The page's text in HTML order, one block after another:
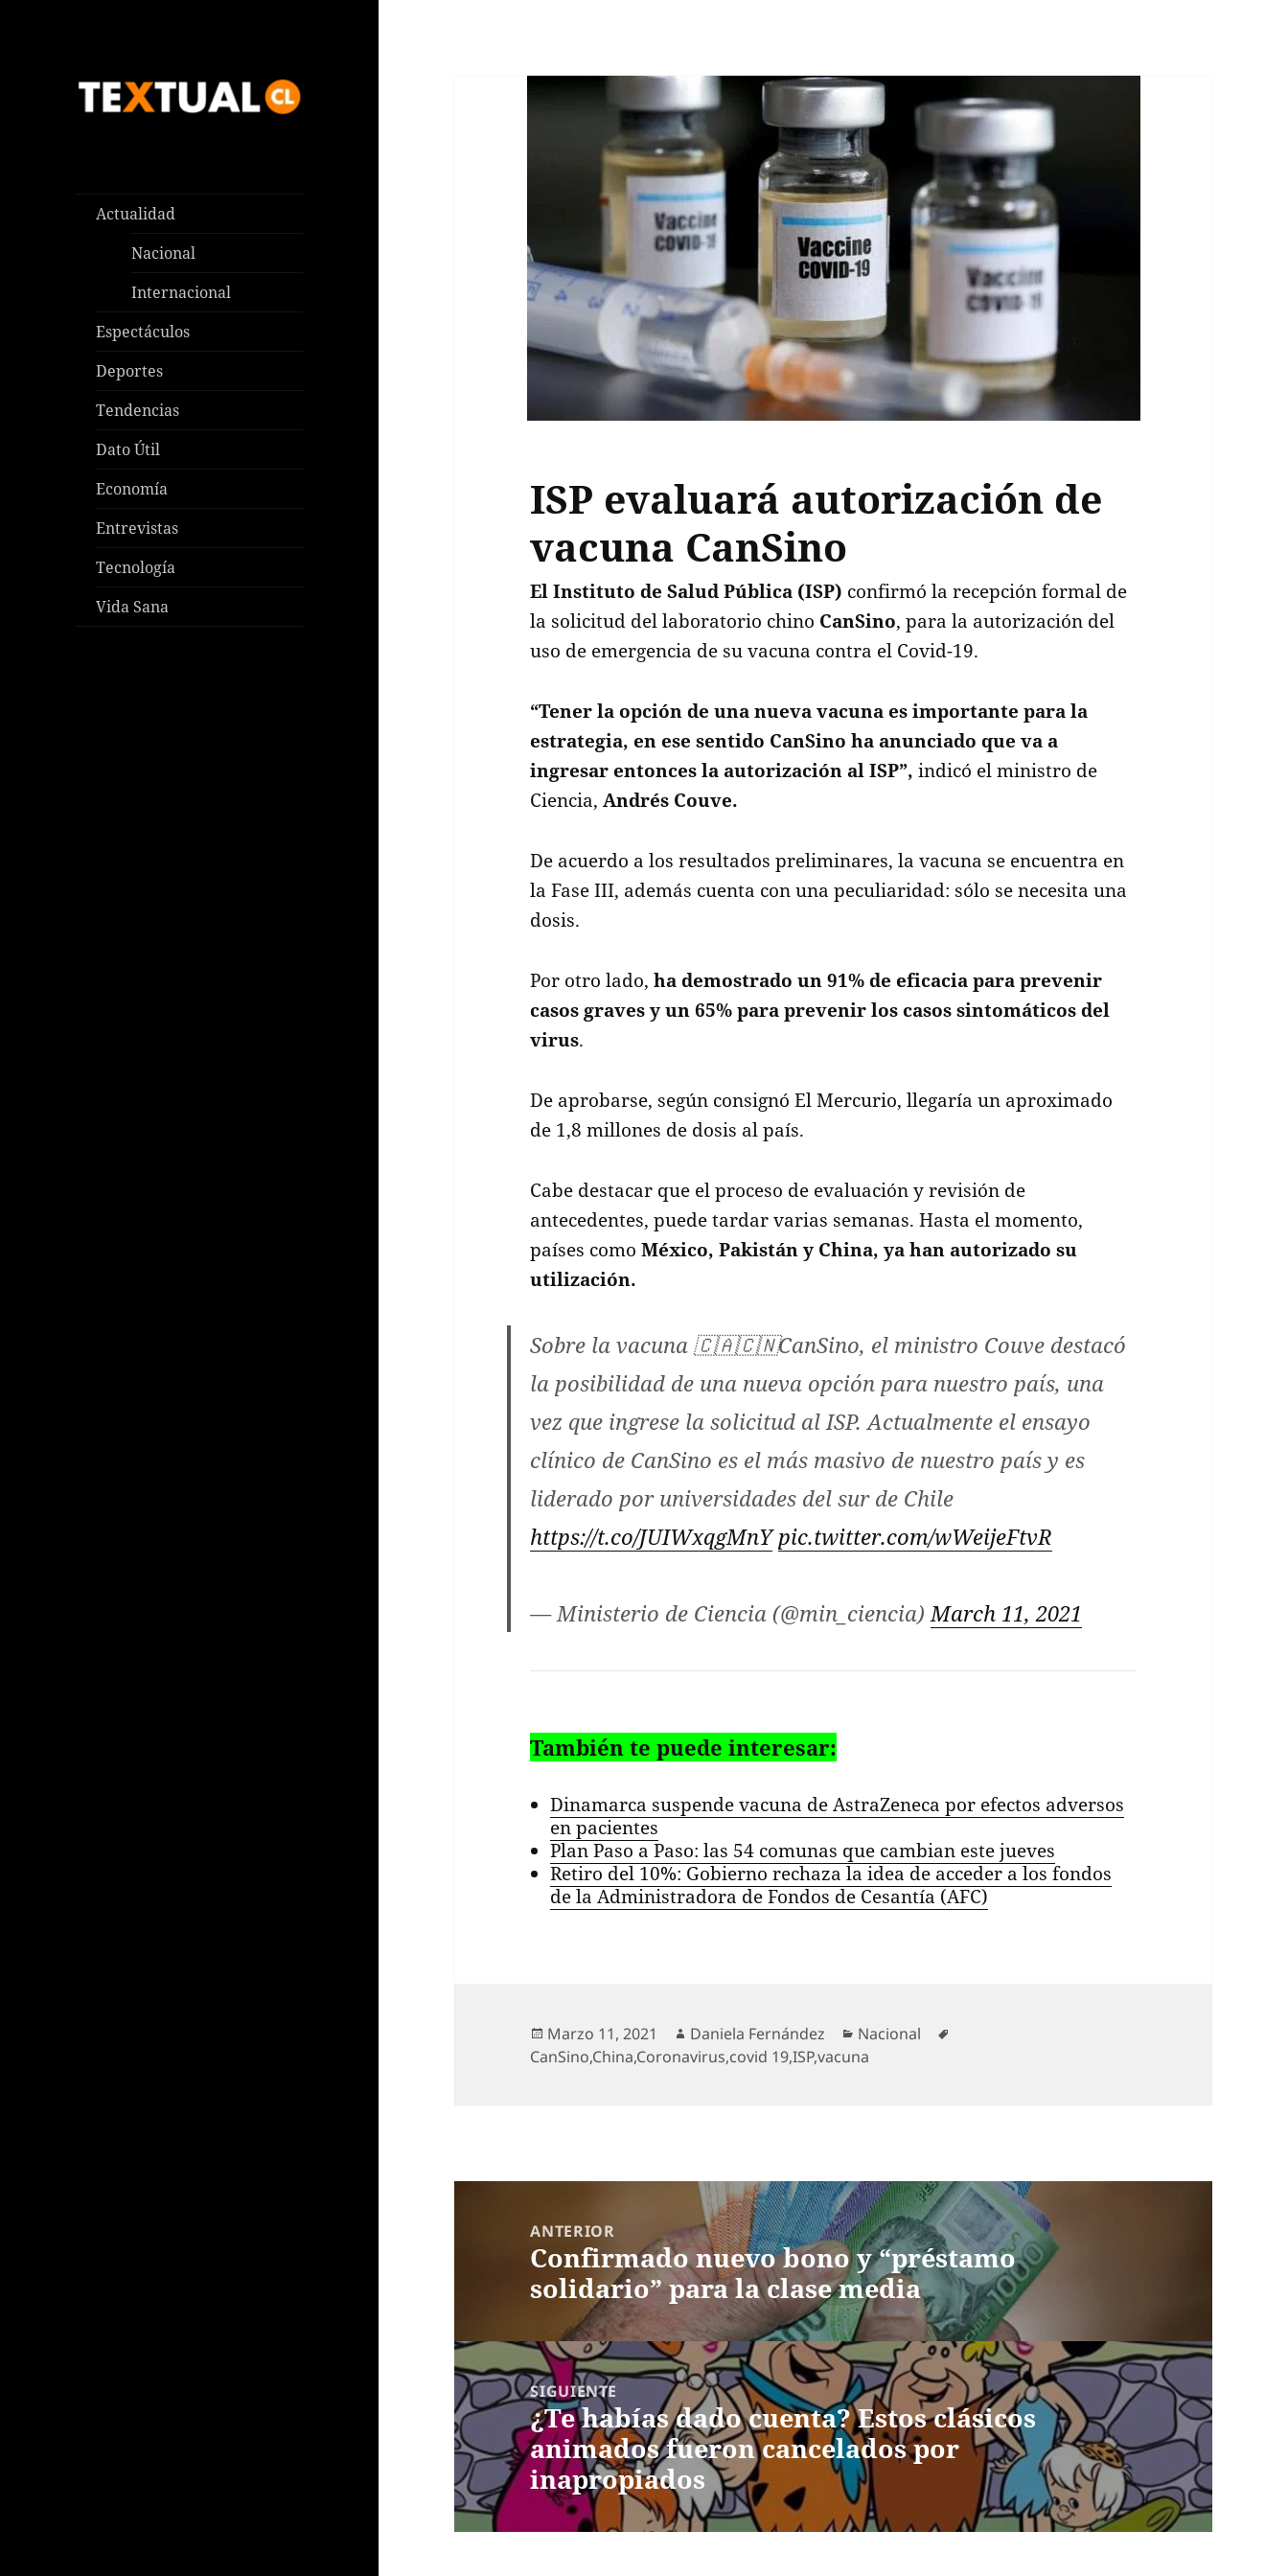
Actualidad
Nacional
Internacional
Espectáculos
Deportes
Tendencias
Dato Útil
Economía
Entrevistas
Tecnología
Vida Sana
ISP evaluará autorización de
vacuna CanSino
El Instituto de Salud Pública (ISP) confirmó la recepción formal de
la solicitud del laboratorio chino CanSino, para la autorización del
uso de emergencia de su vacuna contra el Covid-19.
“Tener la opción de una nueva vacuna es importante para la
estrategia, en ese sentido CanSino ha anunciado que va a
ingresar entonces la autorización al ISP”, indicó el ministro de
Ciencia, Andrés Couve.
De acuerdo a los resultados preliminares, la vacuna se encuentra en
la Fase III, además cuenta con una peculiaridad: sólo se necesita una
dosis.
Por otro lado,ha demostrado un 91% de eficacia para prevenir
casos graves y un 65% para prevenir los casos sintomáticos del
virus.
De aprobarse, según consignó El Mercurio, llegaría un aproximado
de 1,8 millones de dosis al país.
Cabe destacar que el proceso de evaluación y revisión de
antecedentes, puede tardar varias semanas. Hasta el momento,
países comoMéxico, Pakistán y China, ya han autorizado su
utilización.
Sobre la vacuna 🇨🇦🇨🇳CanSino, el ministro Couve destacó
la posibilidad de una nueva opción para nuestro país, una
vez que ingrese la solicitud al ISP. Actualmente el ensayo
clínico de CanSino es el más masivo de nuestro país y es
liderado por universidades del sur de Chile
https://t.co/JUIWxqgMnY pic.twitter.com/wWeijeFtvR
— Ministerio de Ciencia (@min_ciencia) March 11, 2021
También te puede interesar:
Dinamarca suspende vacuna de AstraZeneca por efectos adversos
en pacientes
Plan Paso a Paso: las 54 comunas que cambian este jueves
Retiro del 10%: Gobierno rechaza la idea de acceder a los fondos
de la Administradora de Fondos de Cesantía (AFC)
Publicado
el
Marzo 11, 2021 Autor
Daniela Fernández Categorías
Nacional
CanSino,China,Coronavirus,covid 19,ISP,vacuna
entradas
ANTERIOR
Entrada
anterior:
Confirmado nuevo bono y “préstamo
solidario” para la clase media
SIGUIENTE
Entrada
siguiente:
¿Te habías dado cuenta? Estos clásicos
animados fueron cancelados por
inapropiados